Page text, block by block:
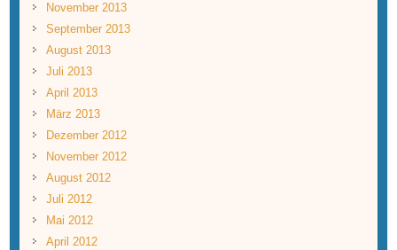
November 2013
September 2013
August 2013
Juli 2013
April 2013
März 2013
Dezember 2012
November 2012
August 2012
Juli 2012
Mai 2012
April 2012